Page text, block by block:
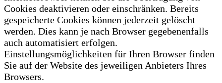
Cookies deaktivieren oder einschränken. Bereits
gespeicherte Cookies können jederzeit gelöscht
werden. Dies kann je nach Browser gegebenenfalls
auch automatisiert erfolgen.
Einstellungsmöglichkeiten für Ihren Browser finden
Sie auf der Website des jeweiligen Anbieters Ihres
Browsers.